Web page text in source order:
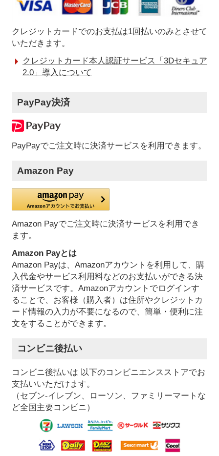
クレジットカードでのお支払は1回払いのみとさせて
いただきます。
クレジットカード本人認証サービス「3Dセキュア
2.0」導入について
PayPay決済
PayPayでご注文時に決済サービスを利用できます。
Amazon Pay
Amazon Payでご注文時に決済サービスを利用でき
ます。
Amazon Payとは
Amazon Payは、Amazonアカウントを利用して、購
入代金やサービス利用料などのお支払いができる決
済サービスです。Amazonアカウントでログインす
ることで、お客様（購入者）は住所やクレジットカ
ード情報の入力が不要になるので、簡単・便利に注
文をすることができます。
コンビニ後払い
コンビニ後払いは 以下のコンビニエンスストアでお
支払いいただけます。
（セブン-イレブン、ローソン、ファミリーマートな
ど全国主要コンビニ）